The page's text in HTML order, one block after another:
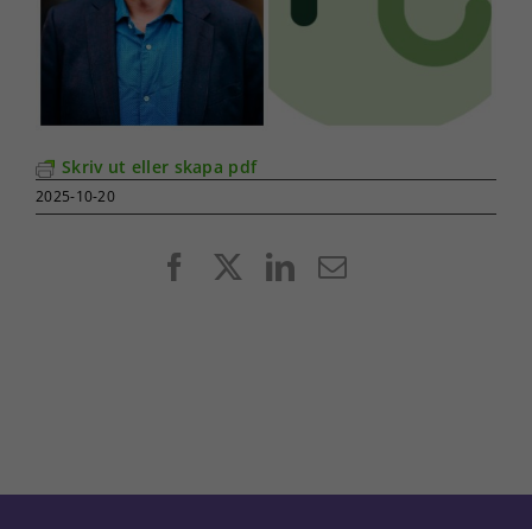
Skriv ut eller skapa pdf
2025-10-20
FacebookLinkedIn
E-